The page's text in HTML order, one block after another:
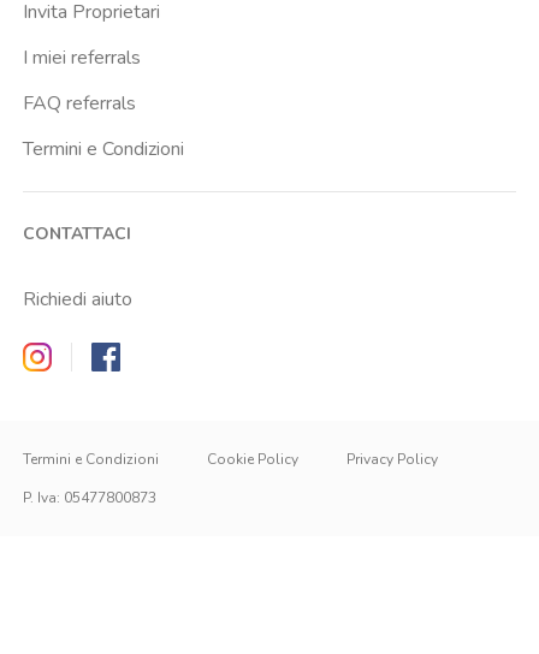
Invita Proprietari
I miei referrals
FAQ referrals
Termini e Condizioni
CONTATTACI
Richiedi aiuto
Zappyrent on Instagram
Zappyrent on Facebook
Termini e Condizioni Cookie Policy
Privacy Policy
P. Iva: 05477800873